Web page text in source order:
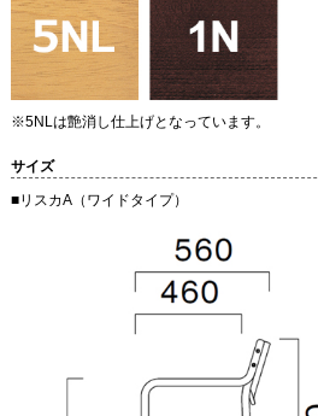
※5NLは艶消し仕上げとなっています。
サイズ
■リスカA（ワイドタイプ）